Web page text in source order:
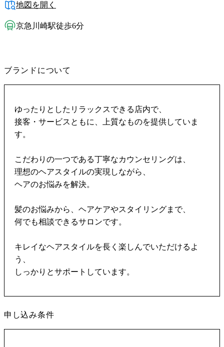
地図を開く
京急川崎駅徒歩6分
ブランドについて
ゆったりとしたリラックスできる店内で、
接客・サービスともに、上質なものを提供していま
す。
こだわりの一つである丁寧なカウンセリングは、
理想のヘアスタイルの実現しながら、
ヘアのお悩みを解決。
髪のお悩みから、ヘアケアやスタイリングまで、
何でも相談できるサロンです。
キレイなヘアスタイルを長く楽しんでいただけるよ
う、
しっかりとサポートしています。
申し込み条件